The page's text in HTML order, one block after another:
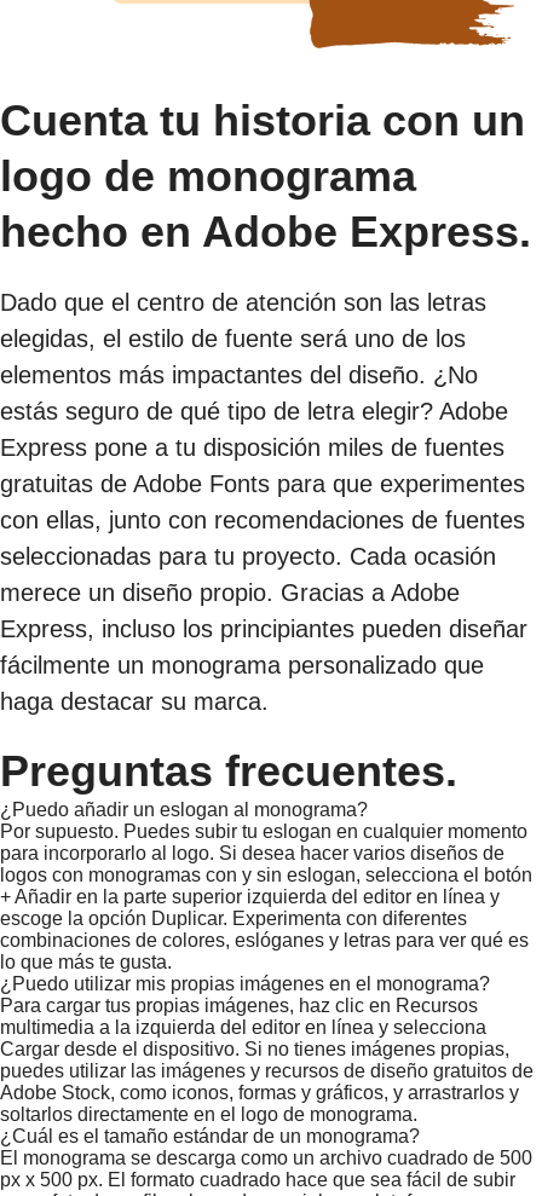
Cuenta tu historia con un
logo de monograma
hecho en Adobe Express.
Dado que el centro de atención son las letras
elegidas, el estilo de fuente será uno de los
elementos más impactantes del diseño. ¿No
estás seguro de qué tipo de letra elegir? Adobe
Express pone a tu disposición miles de fuentes
gratuitas de Adobe Fonts para que experimentes
con ellas, junto con recomendaciones de fuentes
seleccionadas para tu proyecto. Cada ocasión
merece un diseño propio. Gracias a Adobe
Express, incluso los principiantes pueden diseñar
fácilmente un monograma personalizado que
haga destacar su marca.
Preguntas frecuentes.
¿Puedo añadir un eslogan al monograma?
Por supuesto. Puedes subir tu eslogan en cualquier momento
para incorporarlo al logo. Si desea hacer varios diseños de
logos con monogramas con y sin eslogan, selecciona el botón
+ Añadir en la parte superior izquierda del editor en línea y
escoge la opción Duplicar. Experimenta con diferentes
combinaciones de colores, eslóganes y letras para ver qué es
lo que más te gusta.
¿Puedo utilizar mis propias imágenes en el monograma?
Para cargar tus propias imágenes, haz clic en Recursos
multimedia a la izquierda del editor en línea y selecciona
Cargar desde el dispositivo. Si no tienes imágenes propias,
puedes utilizar las imágenes y recursos de diseño gratuitos de
Adobe Stock, como iconos, formas y gráficos, y arrastrarlos y
soltarlos directamente en el logo de monograma.
¿Cuál es el tamaño estándar de un monograma?
El monograma se descarga como un archivo cuadrado de 500
px x 500 px. El formato cuadrado hace que sea fácil de subir